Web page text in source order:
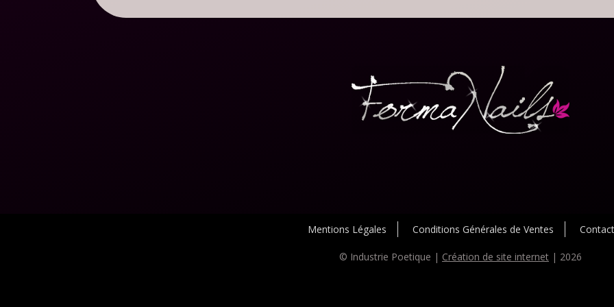
Mentions Légales Conditions Générales de Ventes Contact
© Industrie Poetique | Création de site internet | 2026